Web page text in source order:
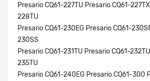
Presario CQ61-227TU Presario CQ61-
228TU
Presario CQ61-230EG Presario CQ61-
230SS
Presario CQ61-231TU Presario CQ61-
235TU
Presario CQ61-240EG Presario CQ61-300